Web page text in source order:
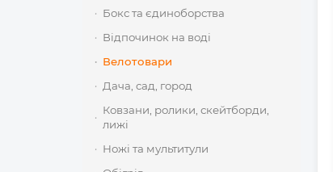
Бокс та єдиноборства
Відпочинок на воді
Велотовари
Дача, сад, город
Ковзани, ролики, скейтборди,
лижі
Ножі та мультитули